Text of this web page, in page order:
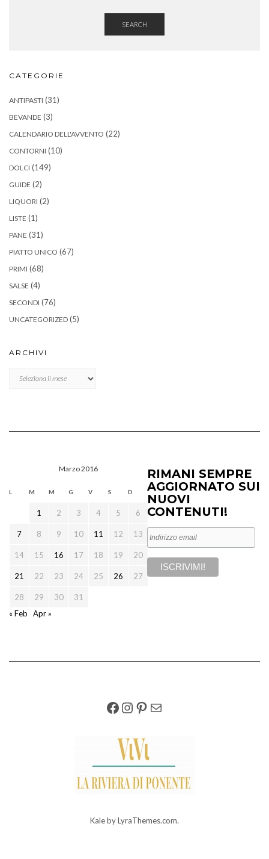
SEARCH
CATEGORIE
ANTIPASTI (31)
BEVANDE (3)
CALENDARIO DELL'AVVENTO (22)
CONTORNI (10)
DOLCI (149)
GUIDE (2)
LIQUORI (2)
LISTE (1)
PANE (31)
PIATTO UNICO (67)
PRIMI (68)
SALSE (4)
SECONDI (76)
UNCATEGORIZED (5)
ARCHIVI
Marzo 2016
L M M G V S D
1 2 3 4 5 6
7 8 9 10 11 12 13
14 15 16 17 18 19 20
21 22 23 24 25 26 27
28 29 30
31
« Feb
Apr »
RIMANI SEMPRE
AGGIORNATO SUI
NUOVI
CONTENUTI!
FACEBOOK
INSTAGRAM
PINTEREST
EMAIL
Kaleby LyraThemes.com.